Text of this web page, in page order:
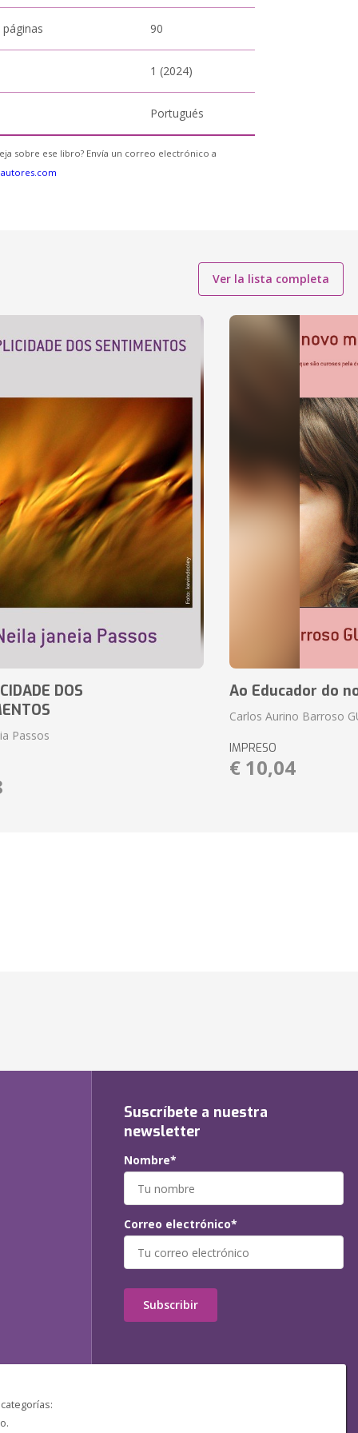
90
1 (2024)
Portugués
sobre ese libro? Envía un correo electrónico a
Ver la lista completa
DOS
Passos
Ao Educador do
Carlos Aurino Barroso
IMPRESO
€ 10,04
Suscríbete a nuestra
newsletter
Nombre*
Correo electrónico*
Subscribir